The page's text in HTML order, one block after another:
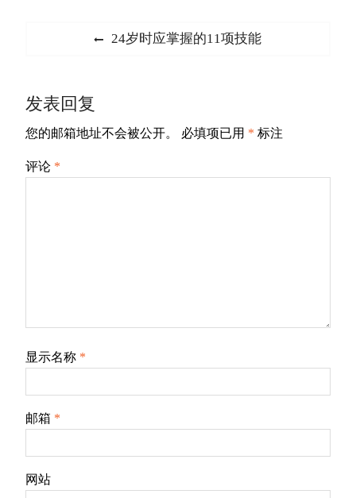
航
Previous
24岁时应掌握的11项技能
发表回复
您的邮箱地址不会被公开。 必填项已用 * 标注
评论 *
显示名称 *
邮箱 *
网站